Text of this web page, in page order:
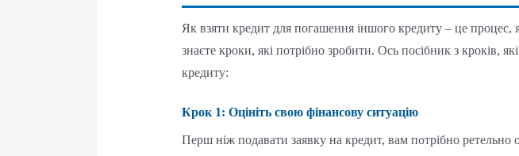
Як взяти кредит для погашення іншого кредиту – це
знаєте кроки, які потрібно зробити. Ось посібник з кроків,
кредиту:
Крок 1: Оцініть свою фінансову ситуацію
Перш ніж подавати заявку на кредит, вам потрібно ретельно